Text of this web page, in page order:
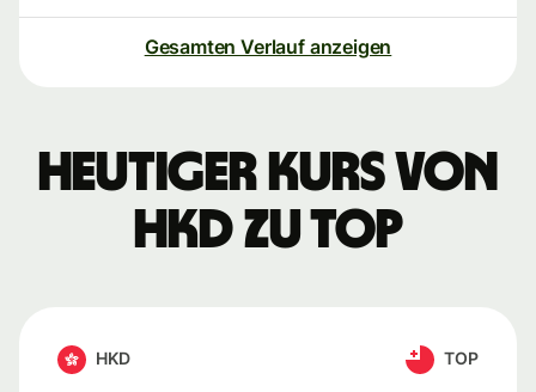
Gesamten Verlauf anzeigen
Heutiger Kurs von
HKD zu TOP
HKD TOP